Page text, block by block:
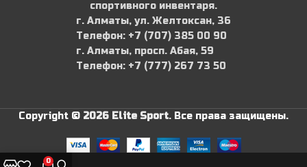
спортивного инвентаря.
г. Алматы, ул. Желтоксан, 36
Телефон: ‪+7 (707) 385 00 90‬
г. Алматы, просп. Абая, 59
Телефон: ‪+7 (777) 267 73 50
Copyright © 2026 Elite Sport. Все права защищены.
0